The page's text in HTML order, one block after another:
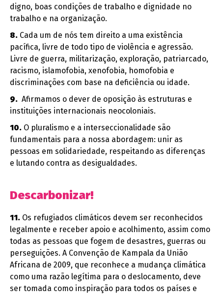
digno, boas condições de trabalho e dignidade no
trabalho e na organização.
8. Cada um de nós tem direito a uma existência
pacífica, livre de todo tipo de violência e agressão.
Livre de guerra, militarização, exploração, patriarcado,
racismo, islamofobia, xenofobia, homofobia e
discriminações com base na deficiência ou idade.
9. Afirmamos o dever de oposição às estruturas e
instituições internacionais neocoloniais.
10. O pluralismo e a interseccionalidade são
fundamentais para a nossa abordagem: unir as
pessoas em solidariedade, respeitando as diferenças
e lutando contra as desigualdades.
Descarbonizar!
11. Os refugiados climáticos devem ser reconhecidos
legalmente e receber apoio e acolhimento, assim como
todas as pessoas que fogem de desastres, guerras ou
perseguições. A Convenção de Kampala da União
Africana de 2009, que reconhece a mudança climática
como uma razão legítima para o deslocamento, deve
ser tomada como inspiração para todos os países e